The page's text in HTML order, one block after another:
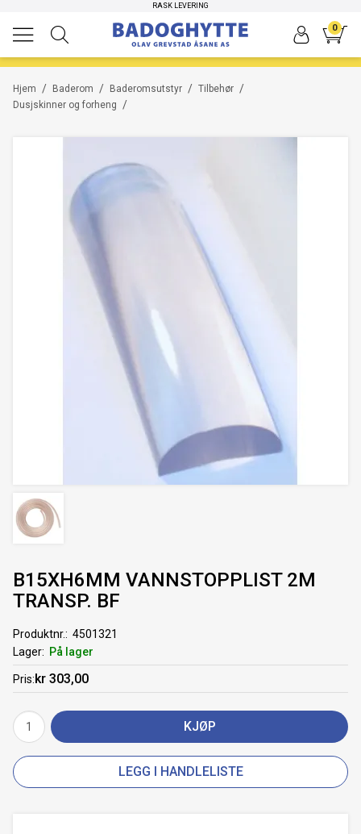
RASK LEVERING
0
/
Hjem /
Baderom /
Baderomsutstyr /
Tilbehør
/
Dusjskinner og forheng
B15XH6MM VANNSTOPPLIST 2M
TRANSP. BF
Produktnr.
4501321
Lager
På lager
Pris kr 303,00
KJØP
LEGG I HANDLELISTE